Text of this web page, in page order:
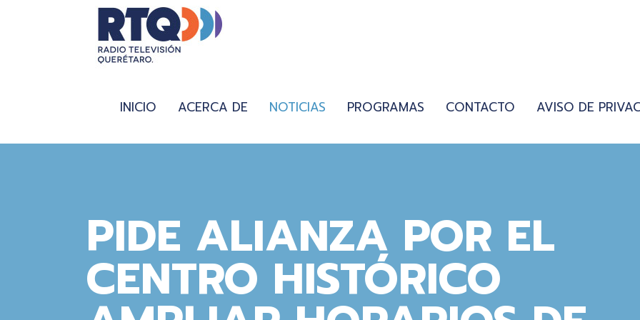
INICIO ACERCA DE NOTICIAS PROGRAMAS CONTACTO AVISO DE
PIDE ALIANZA POR EL
CENTRO HISTÓRICO